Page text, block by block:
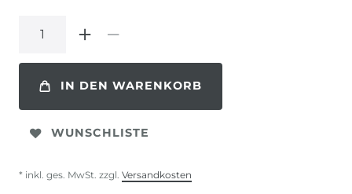
IN DEN WARENKORB
WUNSCHLISTE
* inkl. ges. MwSt. zzgl. Versandkosten